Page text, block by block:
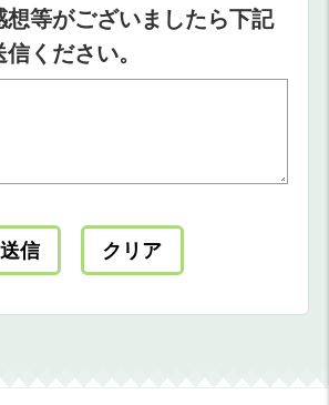
想等がございましたら下記
ください。